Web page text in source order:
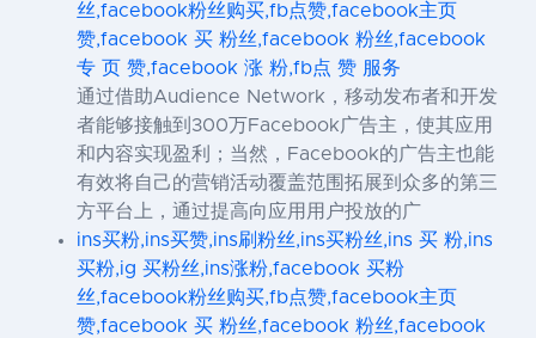
丝,facebook粉丝购买,fb点赞,facebook主页
赞,facebook 买 粉丝,facebook 粉丝,facebook
专 页 赞,facebook 涨 粉,fb点 赞 服务
通过借助Audience Network，移动发布者和开发
者能够接触到300万Facebook广告主，使其应用
和内容实现盈利；当然，Facebook的广告主也能
有效将自己的营销活动覆盖范围拓展到众多的第三
方平台上，通过提高向应用用户投放的广
ins买粉,ins买赞,ins刷粉丝,ins买粉丝,ins 买 粉,ins
买粉,ig 买粉丝,ins涨粉,facebook 买粉
丝,facebook粉丝购买,fb点赞,facebook主页
赞,facebook 买 粉丝,facebook 粉丝,facebook